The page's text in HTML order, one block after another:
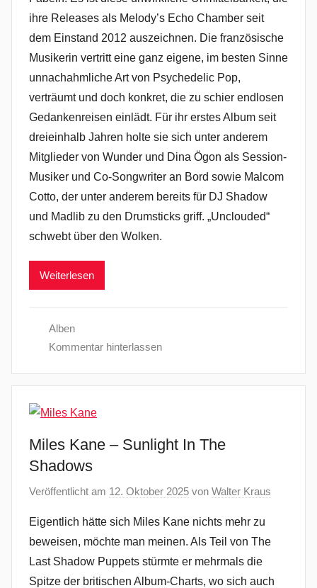
ihre Releases als Melody’s Echo Chamber seit
dem Einstand 2012 auszeichnen. Die französische
Musikerin vertritt eine ganz eigene, im besten Sinne
unnachahmliche Art von Psychedelic Pop,
verträumt und doch konkret, die zu schier endlosen
Gedankenreisen einlädt. Für ihr erstes Album seit
dreieinhalb Jahren holte sie sich unter anderem
Mitglieder von Wunder und Dina Ögon als Session-
Musiker und Co-Songwriter an Bord sowie Malcom
Cotto, der unter anderem bereits für DJ Shadow
und Madlib zu den Drumsticks griff. „Unclouded“
schwebt über den Wolken.
Weiterlesen
Alben
Kommentar hinterlassen
Miles Kane – Sunlight In The
Shadows
Veröffentlicht am 12. Oktober 2025 von Walter Kraus
Eigentlich hätte sich Miles Kane nichts mehr zu
beweisen, möchte man meinen. Als Teil von The
Last Shadow Puppets stürmte er mehrmals die
Spitze der britischen Album-Charts, wo sich auch